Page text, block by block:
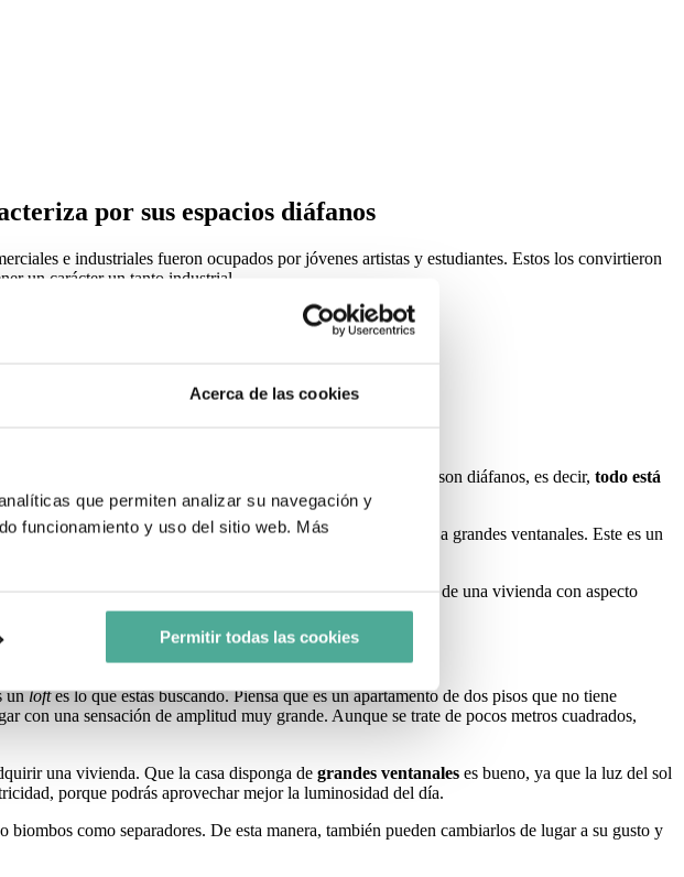
Acerca de las cookies
que permiten analizar su navegación y
funcionamiento y uso del sitio web. Más
Permitir todas las cookies
por sus espacios diáfanos
e industriales fueron ocupados por jóvenes artistas y estudiantes. Estos los convirtieron
un carácter un tanto industrial.
como si se tratara de una fábrica. Los espacios de los son diáfanos, es decir, todo está
el baño y el resto de la vivienda.
altura, esto permite que entremucha luz natural
gracias a grandes ventanales. Este es un
de la construcción, igual que las columnas. Se trata de una vivienda con aspecto
unloftes lo que estás buscando. Piensa que es un apartamento de dos pisos que no tiene
con una sensación de amplitud muy grande. Aunque se trate de pocos metros cuadrados,
una vivienda. Que la casa disponga de grandes ventanales es bueno, ya que la luz del sol
porque podrás aprovechar mejor la luminosidad del día.
como separadores. De esta manera, también pueden cambiarlos de lugar a su gusto y